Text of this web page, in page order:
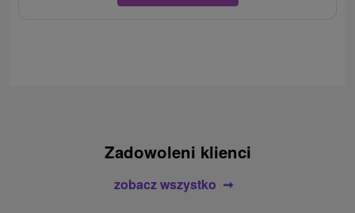
Zadowoleni klienci
zobacz wszystko